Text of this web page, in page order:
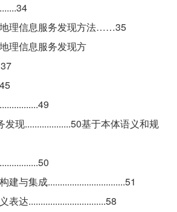
理信息服务发现方法……35
理信息服务发现方
现...................50基于本体语义和规
建与集成................................51
表达................................58